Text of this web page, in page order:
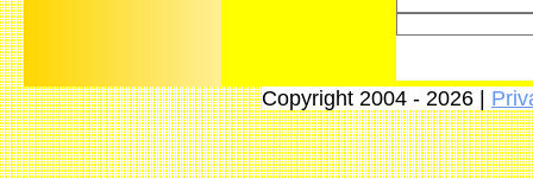
Copyright 2004 - 2026 |